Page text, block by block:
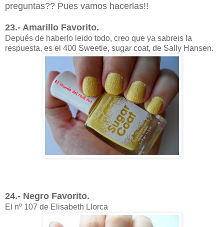
preguntas?? Pues vamos hacerlas!!
23.- Amarillo Favorito.
Depués de haberlo leido todo, creo que ya sabreis la
respuesta, es el 400 Sweetie, sugar coat, de Sally Hansen.
24.- Negro Favorito.
El nº 107 de Elisabeth Llorca